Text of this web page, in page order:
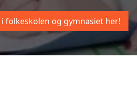
folkeskolen og gymnasiet her!